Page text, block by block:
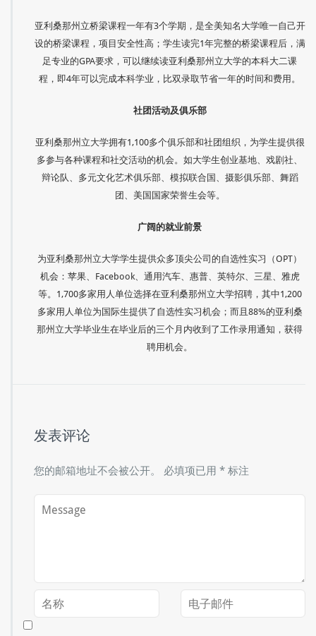
亚利桑那州立桥梁课程一年有3个学期，是全美知名大学唯一自己开
设的桥梁课程，项目安全性高；学生读完1年完整的桥梁课程后，满
足专业的GPA要求，可以继续读亚利桑那州立大学的本科大二课
程，即4年可以完成本科学业，比双录取节省一年的时间和费用。
社团活动及俱乐部
亚利桑那州立大学拥有1,100多个俱乐部和社团组织，为学生提供很
多参与各种课程和社交活动的机会。如大学生创业基地、戏剧社、
辩论队、多元文化艺术俱乐部、模拟联合国、摄影俱乐部、舞蹈
团、美国国家荣誉生会等。
广阔的就业前景
为亚利桑那州立大学学生提供众多顶尖公司的自选性实习（OPT）
机会：苹果、Facebook、通用汽车、惠普、英特尔、三星、雅虎
等。1,700多家用人单位选择在亚利桑那州立大学招聘，其中1,200
多家用人单位为国际生提供了自选性实习机会；而且88%的亚利桑
那州立大学毕业生在毕业后的三个月内收到了工作录用通知，获得
聘用机会。
发表评论
您的邮箱地址不会被公开。 必填项已用 * 标注